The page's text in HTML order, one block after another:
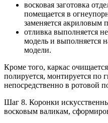
восковая заготовка
помещается в
заменяется акриловым
отливка выполняется
модель и выполняется
модели.
Кроме того, каркас
полируется, монтируется по
непосредственно в ротовой
Шаг 8. Коронки
восковым валикам,